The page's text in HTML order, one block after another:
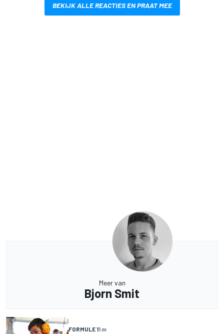
BEKIJK ALLE REACTIES EN PRAAT MEE
Meer van
Bjorn Smit
FORMULE 11 m